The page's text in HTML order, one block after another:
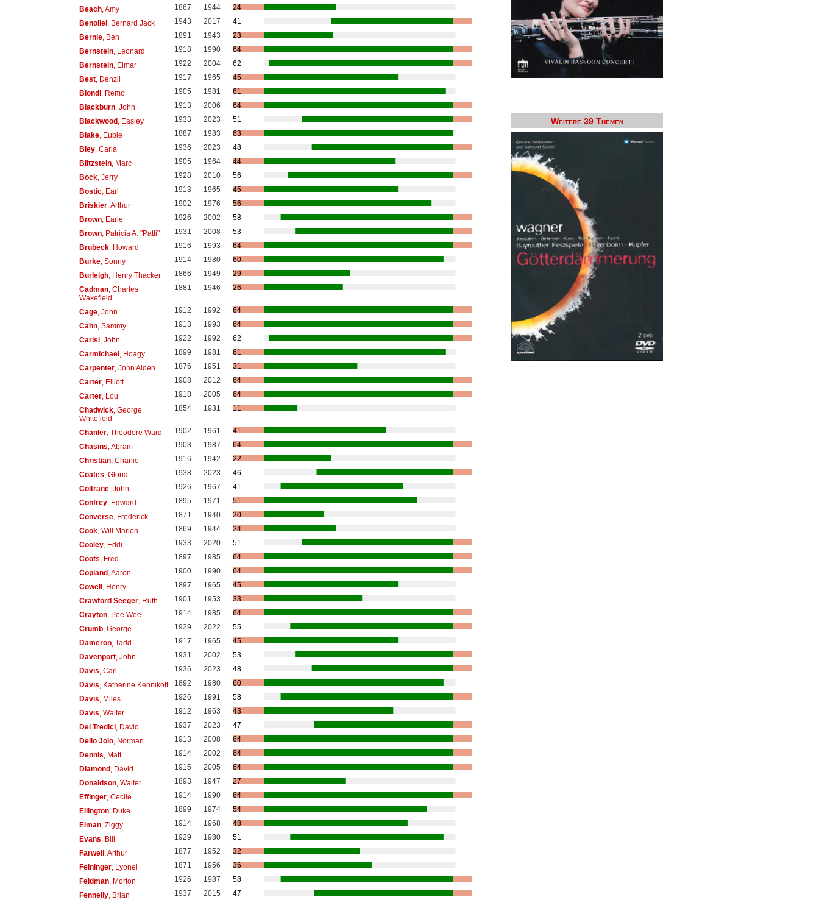
Beach, Amy 1867 1944
24
Benoliel, Bernard Jack 1943 2017
41
Bernie, Ben 1891 1943
23
Bernstein, Leonard 1918 1990
64
Bernstein, Elmar 1922 2004
62
Best, Denzil 1917 1965
45
Biondi, Remo 1905 1981
61
Blackburn, John 1913 2006
64
Blackwood, Easley 1933 2023
51
Blake, Eubie 1887 1983
63
Bley, Carla 1936 2023
48
Blitzstein, Marc 1905 1964
44
Bock, Jerry 1928 2010
56
Bostic, Earl 1913 1965
45
Briskier, Arthur 1902 1976
56
Brown, Earle 1926 2002
58
Brown, Patricia A. "Patti" 1931 2008
53
Brubeck, Howard 1916 1993
64
Burke, Sonny 1914 1980
60
Burleigh, Henry Thacker 1866 1949
29
Cadman, Charles
Wakefield
1881 1946 26
Cage, John 1912 1992
64
Cahn, Sammy 1913 1993
64
Carisi, John 1922 1992
62
Carmichael, Hoagy 1899 1981
61
Carpenter, John Alden 1876 1951
31
Carter, Elliott 1908 2012
64
Carter, Lou 1918 2005
64
Chadwick, George
Whitefield
1854 1931 11
Chanler, Theodore Ward 1902 1961
41
Chasins , Abram 1903 1987
64
Christian, Charlie 1916 1942
22
Coates , Gloria 1938 2023
46
Coltrane, John 1926 1967
41
Confrey, Edward 1895 1971
51
Converse, Frederick 1871 1940
20
Cook, Will Marion 1869 1944
24
Cooley, Eddi 1933 2020
51
Coots , Fred 1897 1985
64
Copland, Aaron 1900 1990
64
Cowell, Henry 1897 1965
45
Crawford Seeger, Ruth 1901 1953
33
Crayton, Pee Wee 1914 1985
64
Crumb, George 1929 2022
55
Dameron, Tadd 1917 1965
45
Davenport, John 1931 2002
53
Davis , Carl 1936 2023
48
Davis , Katherine Kennikott 1892 1980
60
Davis , Miles 1926 1991
58
Davis , Walter 1912 1963
43
Del Tredici, David 1937 2023
47
Dello Joio, Norman 1913 2008
64
Dennis , Matt 1914 2002
64
Diamond, David 1915 2005
64
Donaldson, Walter 1893 1947
27
Effinger, Cecile 1914 1990
64
Ellington, Duke 1899 1974
54
Elman, Ziggy 1914 1968
48
Evans , Bill 1929 1980
51
Farwell, Arthur 1877 1952
32
Feininger, Lyonel 1871 1956
36
Feldman, Morton 1926 1987
58
Fennelly, Brian 1937 2015
47
Weitere 39 Themen